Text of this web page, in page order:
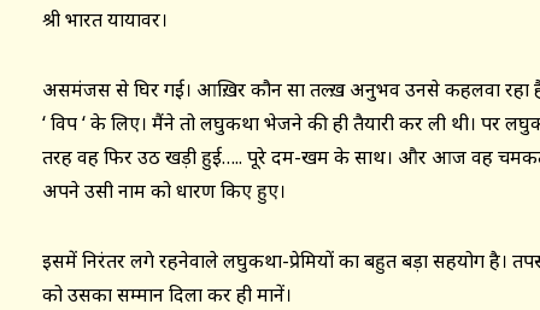
श्री भारत यायावर।
असमंजस से घिर गई। आख़िर कौन सा तल्ख़ अनुभव उनसे कहलवा रहा
‘ विपक्ष ‘ के लिए। मैंने तो लघुकथा भेजने की ही तैयारी कर ली थी। पर
तरह वह फिर उठ खड़ी हुई….. पूरे दम-खम के साथ। और आज वह
अपने उसी नाम को धारण किए हुए।
इसमें निरंतर लगे रहनेवाले लघुकथा-प्रेमियों का बहुत बड़ा सहयोग है।
को उसका सम्मान दिला कर ही मानें।